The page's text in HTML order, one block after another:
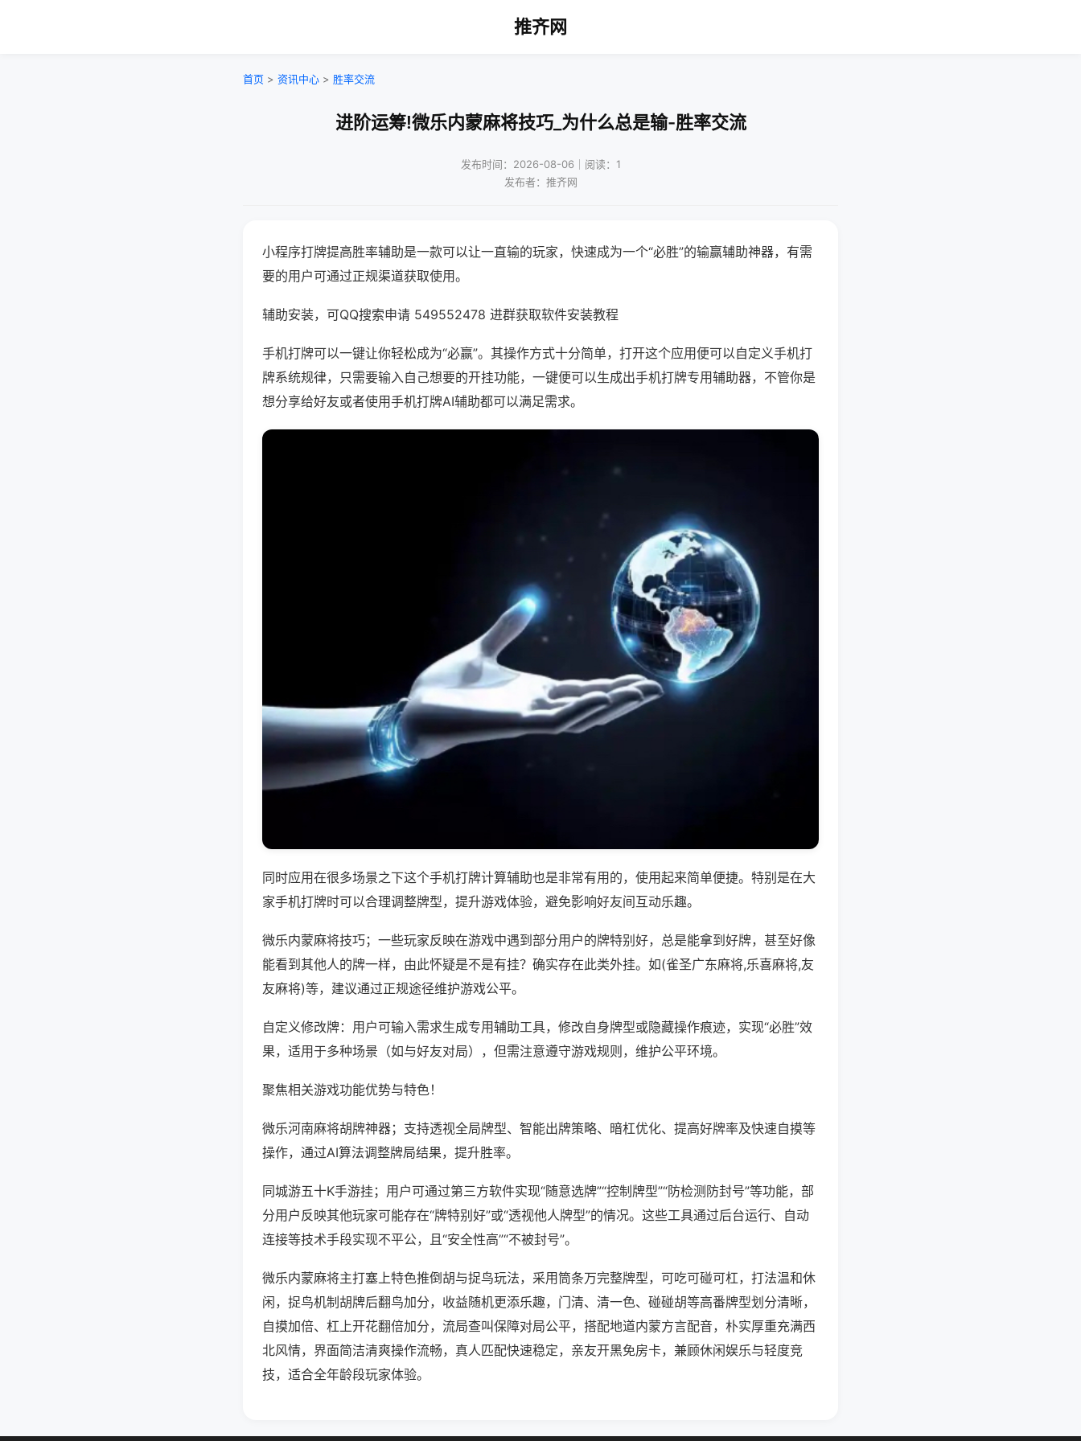
推齐网
首页 > 资讯中心 > 胜率交流
进阶运筹!微乐内蒙麻将技巧_为什么总是输-胜率交流
发布时间：2026-08-06｜阅读：1
发布者：推齐网
小程序打牌提高胜率辅助是一款可以让一直输的玩家，快速成为一个“必胜”的输赢辅助神器，有需
要的用户可通过正规渠道获取使用。
辅助安装，可QQ搜索申请 549552478 进群获取软件安装教程
手机打牌可以一键让你轻松成为“必赢”。其操作方式十分简单，打开这个应用便可以自定义手机打
牌系统规律，只需要输入自己想要的开挂功能，一键便可以生成出手机打牌专用辅助器，不管你是
想分享给好友或者使用手机打牌AI辅助都可以满足需求。
同时应用在很多场景之下这个手机打牌计算辅助也是非常有用的，使用起来简单便捷。特别是在大
家手机打牌时可以合理调整牌型，提升游戏体验，避免影响好友间互动乐趣。
微乐内蒙麻将技巧；一些玩家反映在游戏中遇到部分用户的牌特别好，总是能拿到好牌，甚至好像
能看到其他人的牌一样，由此怀疑是不是有挂？确实存在此类外挂。如(雀圣广东麻将,乐喜麻将,友
友麻将)等，建议通过正规途径维护游戏公平。
自定义修改牌：用户可输入需求生成专用辅助工具，修改自身牌型或隐藏操作痕迹，实现“必胜”效
果，适用于多种场景（如与好友对局），但需注意遵守游戏规则，维护公平环境。
聚焦相关游戏功能优势与特色！
微乐河南麻将胡牌神器；支持透视全局牌型、智能出牌策略、暗杠优化、提高好牌率及快速自摸等
操作，通过AI算法调整牌局结果，提升胜率。
同城游五十K手游挂；用户可通过第三方软件实现“随意选牌”“控制牌型”“防检测防封号”等功能，部
分用户反映其他玩家可能存在“牌特别好”或“透视他人牌型”的情况。这些工具通过后台运行、自动
连接等技术手段实现不平公，且“安全性高”“不被封号”。
微乐内蒙麻将主打塞上特色推倒胡与捉鸟玩法，采用筒条万完整牌型，可吃可碰可杠，打法温和休
闲，捉鸟机制胡牌后翻鸟加分，收益随机更添乐趣，门清、清一色、碰碰胡等高番牌型划分清晰，
自摸加倍、杠上开花翻倍加分，流局查叫保障对局公平，搭配地道内蒙方言配音，朴实厚重充满西
北风情，界面简洁清爽操作流畅，真人匹配快速稳定，亲友开黑免房卡，兼顾休闲娱乐与轻度竞
技，适合全年龄段玩家体验。